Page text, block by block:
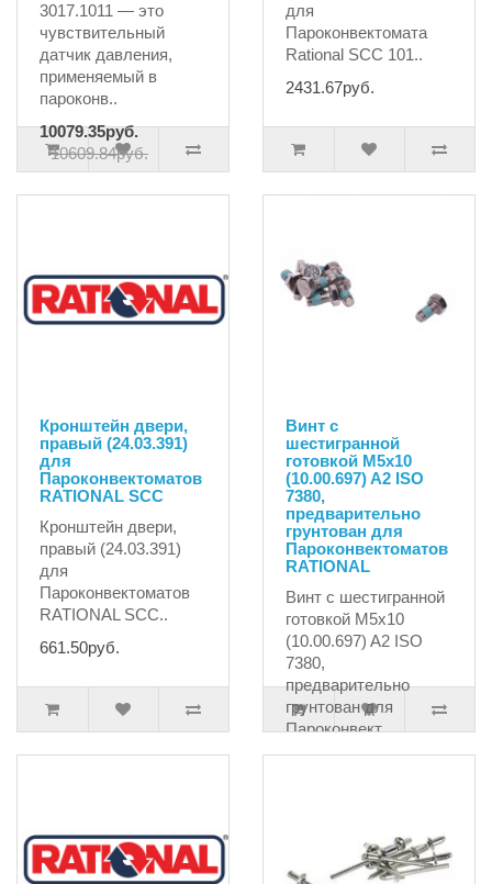
3017.1011 — это
чувствительный
датчик давления,
применяемый в
пароконв..
10079.35руб.
10609.84руб.
для
Пароконвектомата
Rational SCC 101..
2431.67руб.
Кронштейн двери,
правый (24.03.391)
для
Пароконвектоматов
RATIONAL SCC
Кронштейн двери,
правый (24.03.391)
для
Пароконвектоматов
RATIONAL SCC..
661.50руб.
Винт с
шестигранной
готовкой M5x10
(10.00.697) A2 ISO
7380,
предварительно
грунтован для
Пароконвектоматов
RATIONAL
Винт с шестигранной
готовкой M5x10
(10.00.697) A2 ISO
7380,
предварительно
грунтован для
Пароконвект..
317.25руб.